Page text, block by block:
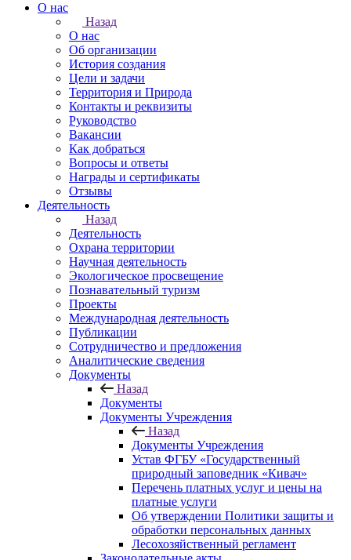
О нас
Назад
О нас
Об организации
История создания
Цели и задачи
Территория и Природа
Контакты и реквизиты
Руководство
Вакансии
Как добраться
Вопросы и ответы
Награды и сертификаты
Отзывы
Деятельность
Назад
Деятельность
Охрана территории
Научная деятельность
Экологическое просвещение
Познавательный туризм
Проекты
Международная деятельность
Публикации
Сотрудничество и предложения
Аналитические сведения
Документы
Назад
Документы
Документы Учреждения
Назад
Документы Учреждения
Устав ФГБУ «Государственный
природный заповедник «Кивач»
Перечень платных услуг и цены на
платные услуги
Об утверждении Политики защиты и
обработки персональных данных
Лесохозяйственный регламент